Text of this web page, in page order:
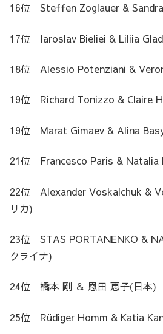
16位 Steffen Zoglauer &
17位 Iaroslav Bieliei & Liliia
18位 Alessio Potenziani &
19位 Richard Tonizzo & Claire
19位 Marat Gimaev & Alina
21位 Francesco Paris & Natalia
22位 Alexander Voskalchuk &
リカ)
23位 STAS PORTANENKO &
クライナ)
24位 橋本 剛 ＆ 恩田 恵子(日本)
25位 Rüdiger Homm & Katia